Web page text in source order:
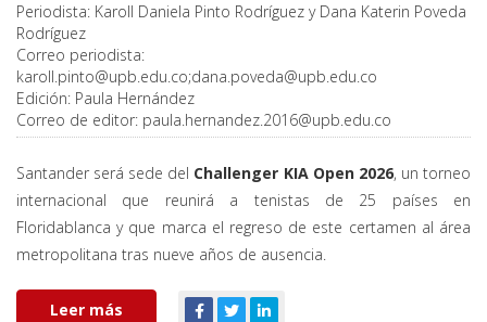
Periodista: Karoll Daniela Pinto Rodríguez y Dana Katerin Poveda
Rodríguez
Correo periodista:
karoll.pinto@upb.edu.co;dana.poveda@upb.edu.co
Edición: Paula Hernández
Correo de editor: paula.hernandez.2016@upb.edu.co
Santander será sede del Challenger KIA Open 2026, un torneo
internacional que reunirá a tenistas de 25 países en
Floridablanca y que marca el regreso de este certamen al área
metropolitana tras nueve años de ausencia.
Leer más